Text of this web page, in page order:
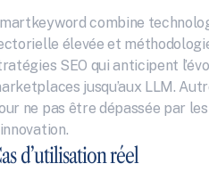
combine
élevée et
SEO qui anticipent
jusqu’aux LLM.
ne pas être dépassée par
d’utilisation réel